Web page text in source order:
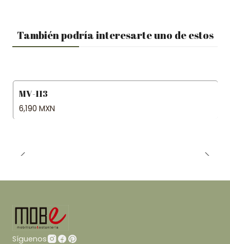
También podría interesarte uno de estos
MV-113
6,190 MXN
Síguenos